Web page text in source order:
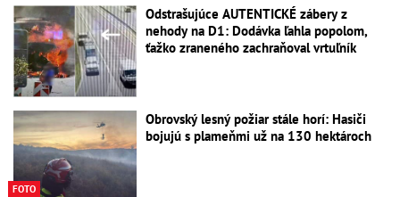
Odstrašujúce AUTENTICKÉ zábery z
nehody na D1: Dodávka ľahla popolom,
ťažko zraneného zachraňoval vrtuľník
FOTO
Obrovský lesný požiar stále horí: Hasiči
bojujú s plameňmi už na 130 hektároch